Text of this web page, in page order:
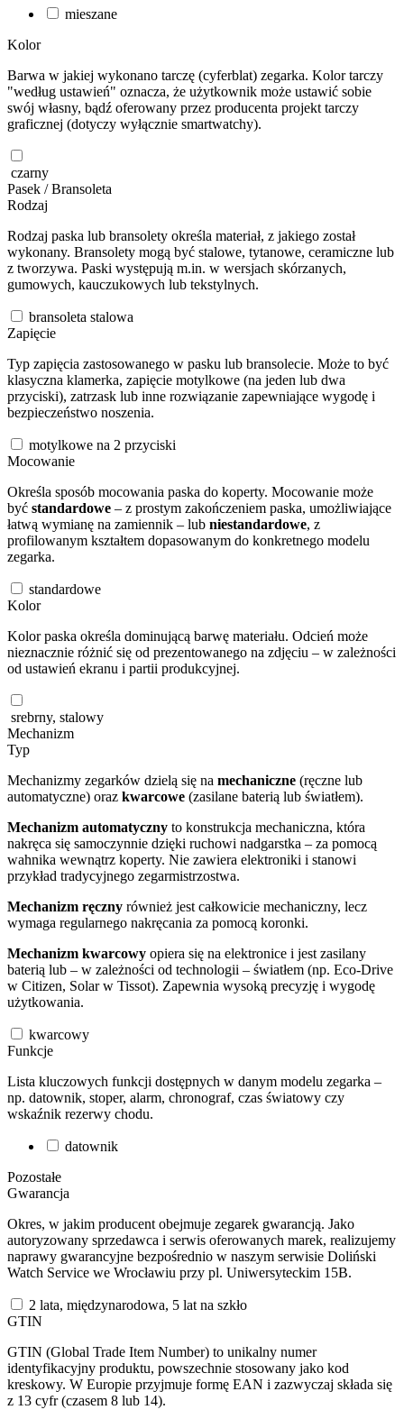
mieszane
Kolor
Barwa w jakiej wykonano tarczę (cyferblat) zegarka. Kolor tarczy
"według ustawień" oznacza, że użytkownik może ustawić sobie
swój własny, bądź oferowany przez producenta projekt tarczy
graficznej (dotyczy wyłącznie smartwatchy).
czarny
Pasek / Bransoleta
Rodzaj
Rodzaj paska lub bransolety określa materiał, z jakiego został
wykonany. Bransolety mogą być stalowe, tytanowe, ceramiczne lub
z tworzywa. Paski występują m.in. w wersjach skórzanych,
gumowych, kauczukowych lub tekstylnych.
bransoleta stalowa
Zapięcie
Typ zapięcia zastosowanego w pasku lub bransolecie. Może to być
klasyczna klamerka, zapięcie motylkowe (na jeden lub dwa
przyciski), zatrzask lub inne rozwiązanie zapewniające wygodę i
bezpieczeństwo noszenia.
motylkowe na 2 przyciski
Mocowanie
Określa sposób mocowania paska do koperty. Mocowanie może
być standardowe – z prostym zakończeniem paska, umożliwiające
łatwą wymianę na zamiennik – lub niestandardowe, z
profilowanym kształtem dopasowanym do konkretnego modelu
zegarka.
standardowe
Kolor
Kolor paska określa dominującą barwę materiału. Odcień może
nieznacznie różnić się od prezentowanego na zdjęciu – w zależności
od ustawień ekranu i partii produkcyjnej.
srebrny, stalowy
Mechanizm
Typ
Mechanizmy zegarków dzielą się na mechaniczne (ręczne lub
automatyczne) oraz kwarcowe (zasilane baterią lub światłem).
Mechanizm automatyczny to konstrukcja mechaniczna, która
nakręca się samoczynnie dzięki ruchowi nadgarstka – za pomocą
wahnika wewnątrz koperty. Nie zawiera elektroniki i stanowi
przykład tradycyjnego zegarmistrzostwa.
Mechanizm ręczny również jest całkowicie mechaniczny, lecz
wymaga regularnego nakręcania za pomocą koronki.
Mechanizm kwarcowy opiera się na elektronice i jest zasilany
baterią lub – w zależności od technologii – światłem (np. Eco-Drive
w Citizen, Solar w Tissot). Zapewnia wysoką precyzję i wygodę
użytkowania.
kwarcowy
Funkcje
Lista kluczowych funkcji dostępnych w danym modelu zegarka –
np. datownik, stoper, alarm, chronograf, czas światowy czy
wskaźnik rezerwy chodu.
datownik
Pozostałe
Gwarancja
Okres, w jakim producent obejmuje zegarek gwarancją. Jako
autoryzowany sprzedawca i serwis oferowanych marek, realizujemy
naprawy gwarancyjne bezpośrednio w naszym serwisie Doliński
Watch Service we Wrocławiu przy pl. Uniwersyteckim 15B.
2 lata, międzynarodowa, 5 lat na szkło
GTIN
GTIN (Global Trade Item Number) to unikalny numer
identyfikacyjny produktu, powszechnie stosowany jako kod
kreskowy. W Europie przyjmuje formę EAN i zazwyczaj składa się
z 13 cyfr (czasem 8 lub 14).